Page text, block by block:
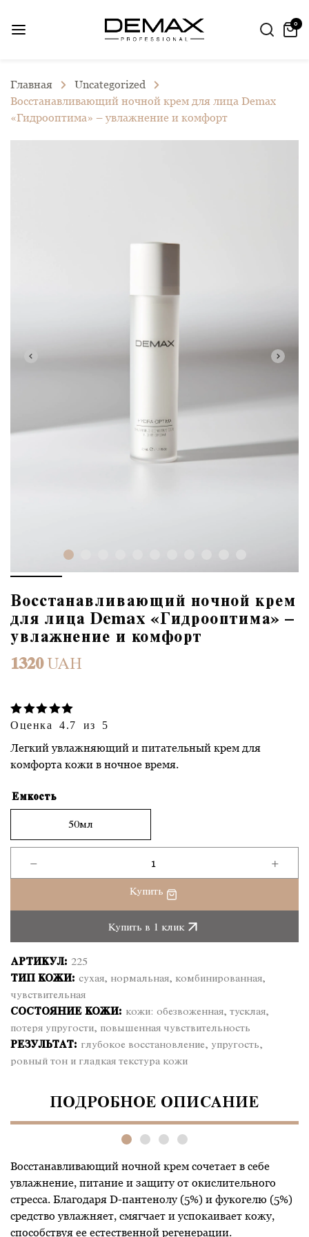
0
Главная
Uncategorized
Восстанавливающий ночной крем для лица Demax
«Гидрооптима» – увлажнение и комфорт
Восстанавливающий ночной крем
для лица Demax «Гидрооптима» –
увлажнение и комфорт
1320 UAH
Оценка 4.7 из 5
Легкий увлажняющий и питательный крем для
комфорта кожи в ночное время.
Емкость
50мл
−
Количество
товара
Восстанавливающий
ночной
Demax
–
увлажнение
и
комфорт
+
Купить
Купить в 1 клик
АРТИКУЛ: 225
ТИП КОЖИ: сухая, нормальная, комбинированная,
чувствительная
СОСТОЯНИЕ КОЖИ: кожи: обезвоженная, тусклая,
потеря упругости, повышенная чувствительность
РЕЗУЛЬТАТ: глубокое восстановление, упругость,
ровный тон и гладкая текстура кожи
ПОДРОБНОЕ ОПИСАНИЕ
Восстанавливающий ночной крем сочетает в себе
увлажнение, питание и защиту от окислительного
стресса. Благодаря D-пантенолу (5%) и фукогелю (5%)
средство увлажняет, смягчает и успокаивает кожу,
способствуя ее естественной регенерации.